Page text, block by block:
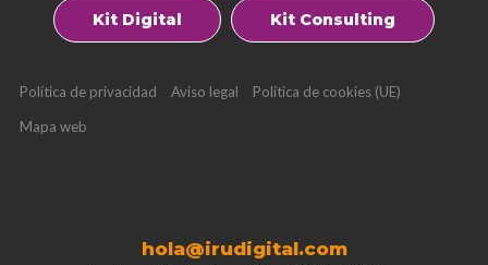
Kit Digital Kit Consulting
Política de privacidad Aviso legal
Política de cookies (UE)
Mapa web
hola@irudigital.com